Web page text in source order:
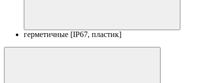
герметичные [IP67, пластик]